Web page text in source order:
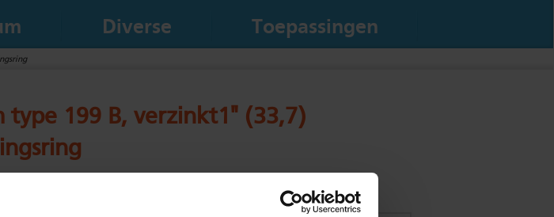
Diverse Toepassingen
type 199 B, verzinkt1" (33,7)